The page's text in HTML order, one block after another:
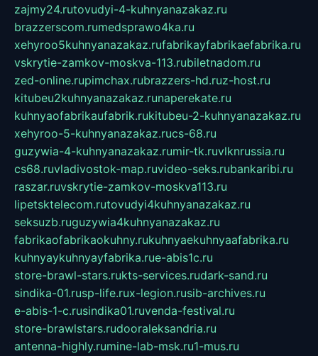
zajmy24.rutovudyi-4-kuhnyanazakaz.ru
brazzerscom.rumedsprawo4ka.ru
xehyroo5kuhnyanazakaz.rufabrikayfabrikaefabrika.ru
vskrytie-zamkov-moskva-113.rubiletnadom.ru
zed-online.rupimchax.rubrazzers-hd.ruz-host.ru
kitubeu2kuhnyanazakaz.runaperekate.ru
kuhnyaofabrikaufabrik.rukitubeu-2-kuhnyanazakaz.ru
xehyroo-5-kuhnyanazakaz.rucs-68.ru
guzywia-4-kuhnyanazakaz.rumir-tk.ruvlknrussia.ru
cs68.ruvladivostok-map.ruvideo-seks.rubankaribi.ru
raszar.ruvskrytie-zamkov-moskva113.ru
lipetsktelecom.rutovudyi4kuhnyanazakaz.ru
seksuzb.ruguzywia4kuhnyanazakaz.ru
fabrikaofabrikaokuhny.rukuhnyaekuhnyaafabrika.ru
kuhnyaykuhnyayfabrika.rue-abis1c.ru
store-brawl-stars.rukts-services.rudark-sand.ru
sindika-01.rusp-life.rux-legion.rusib-archives.ru
e-abis-1-c.rusindika01.ruvenda-festival.ru
store-brawlstars.rudooraleksandria.ru
antenna-highly.rumine-lab-msk.ru1-mus.ru